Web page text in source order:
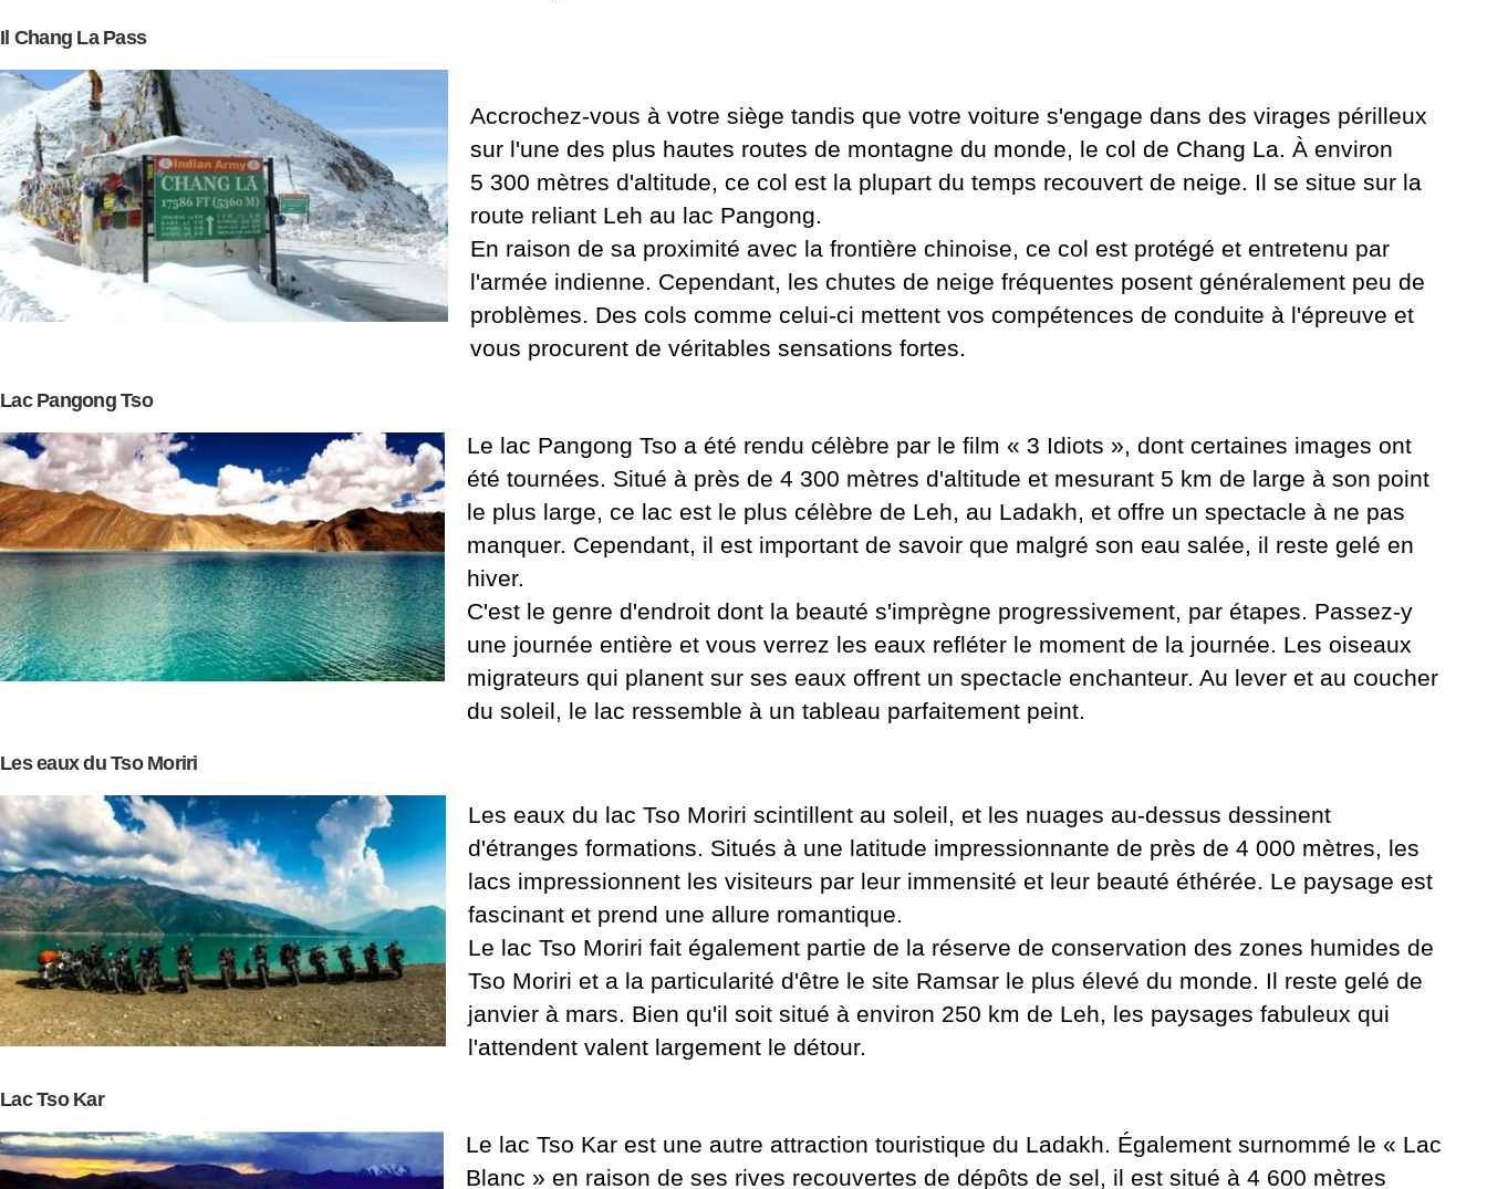
Il Chang La Pass
Accrochez-vous à votre siège tandis que votre voiture s'engage dans des virages périlleux
sur l'une des plus hautes routes de montagne du monde, le col de Chang La. À environ
5 300 mètres d'altitude, ce col est la plupart du temps recouvert de neige. Il se situe sur la
route reliant Leh au lac Pangong.
En raison de sa proximité avec la frontière chinoise, ce col est protégé et entretenu par
l'armée indienne. Cependant, les chutes de neige fréquentes posent généralement peu de
problèmes. Des cols comme celui-ci mettent vos compétences de conduite à l'épreuve et
vous procurent de véritables sensations fortes.
Lac Pangong Tso
Le lac Pangong Tso a été rendu célèbre par le film « 3 Idiots », dont certaines images ont
été tournées. Situé à près de 4 300 mètres d'altitude et mesurant 5 km de large à son point
le plus large, ce lac est le plus célèbre de Leh, au Ladakh, et offre un spectacle à ne pas
manquer. Cependant, il est important de savoir que malgré son eau salée, il reste gelé en
hiver.
C'est le genre d'endroit dont la beauté s'imprègne progressivement, par étapes. Passez-y
une journée entière et vous verrez les eaux refléter le moment de la journée. Les oiseaux
migrateurs qui planent sur ses eaux offrent un spectacle enchanteur. Au lever et au coucher
du soleil, le lac ressemble à un tableau parfaitement peint.
Les eaux du Tso Moriri
Les eaux du lac Tso Moriri scintillent au soleil, et les nuages ​​au-dessus dessinent
d'étranges formations. Situés à une latitude impressionnante de près de 4 000 mètres, les
lacs impressionnent les visiteurs par leur immensité et leur beauté éthérée. Le paysage est
fascinant et prend une allure romantique.
Le lac Tso Moriri fait également partie de la réserve de conservation des zones humides de
Tso Moriri et a la particularité d'être le site Ramsar le plus élevé du monde. Il reste gelé de
janvier à mars. Bien qu'il soit situé à environ 250 km de Leh, les paysages fabuleux qui
l'attendent valent largement le détour.
Lac Tso Kar
Le lac Tso Kar est une autre attraction touristique du Ladakh. Également surnommé le « Lac
Blanc » en raison de ses rives recouvertes de dépôts de sel, il est situé à 4 600 mètres